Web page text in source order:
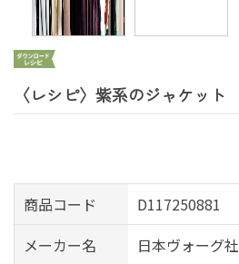
〈レシピ〉紫系のジャケット
商品コード
D117250881
メーカー名
日本ヴォーグ社